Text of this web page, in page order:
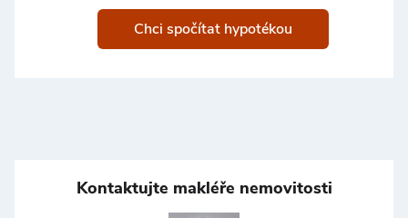
Chci spočítat hypotékou
Kontaktujte makléře nemovitosti